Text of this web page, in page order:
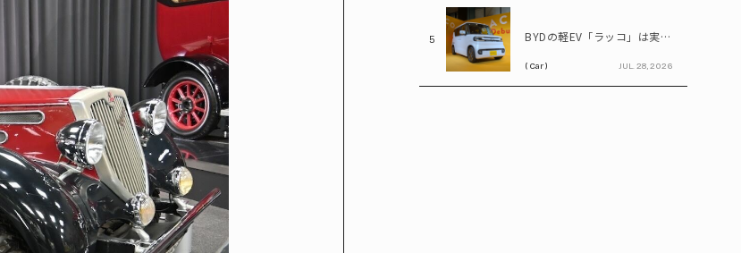
5 BYDの軽EV「ラッコ」は実質100万円台! ホンダ「N-BOX」と比べてみると?
( Car ) JUL. 28, 2026